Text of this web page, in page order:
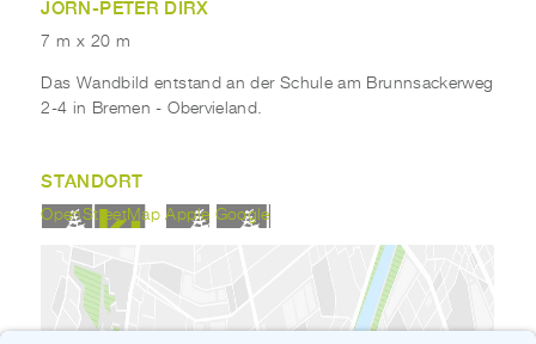
JÖRN-PETER DIRX
7 m x 20 m
Das Wandbild entstand an der Schule am Brunnsackerweg
2-4 in Bremen - Obervieland.
STANDORT
OpenStreetMap Apple Google